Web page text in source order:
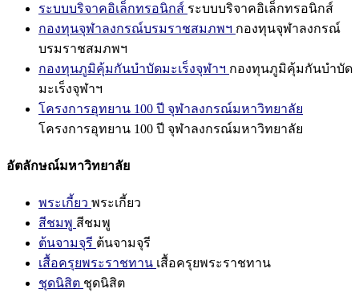
ระบบบริจาคอิเล็กทรอนิกส์ ระบบบริจาคอิเล็กทรอนิกส์
กองทุนจุฬาลงกรณ์บรมราชสมภพฯ กองทุนจุฬาลงกรณ์
บรมราชสมภพฯ
กองทุนภูมิคุ้มกันบำบัดมะเร็งจุฬาฯ กองทุนภูมิคุ้มกันบำบัด
มะเร็งจุฬาฯ
โครงการอุทยาน 100 ปี จุฬาลงกรณ์มหาวิทยาลัย
โครงการอุทยาน 100 ปี จุฬาลงกรณ์มหาวิทยาลัย
อัตลักษณ์มหาวิทยาลัย
พระเกี้ยว พระเกี้ยว
สีชมพู สีชมพู
ต้นจามจุรี ต้นจามจุรี
เสื้อครุยพระราชทาน เสื้อครุยพระราชทาน
ชุดนิสิต ชุดนิสิต